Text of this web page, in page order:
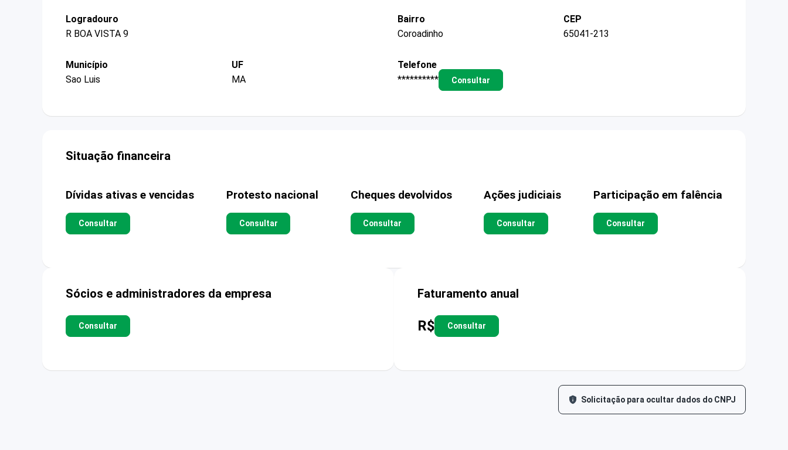
Logradouro
R BOA VISTA 9
Bairro
Coroadinho
CEP
65041-213
Município
Sao Luis
UF
MA
Telefone
**********
Consultar
Situação financeira
Dívidas ativas e vencidas
Consultar
Protesto nacional
Consultar
Cheques devolvidos
Consultar
Ações judiciais
Consultar
Participação em falência
Consultar
Sócios e administradores da empresa
Consultar
Faturamento anual
R$ Consultar
Solicitação para ocultar dados do CNPJ